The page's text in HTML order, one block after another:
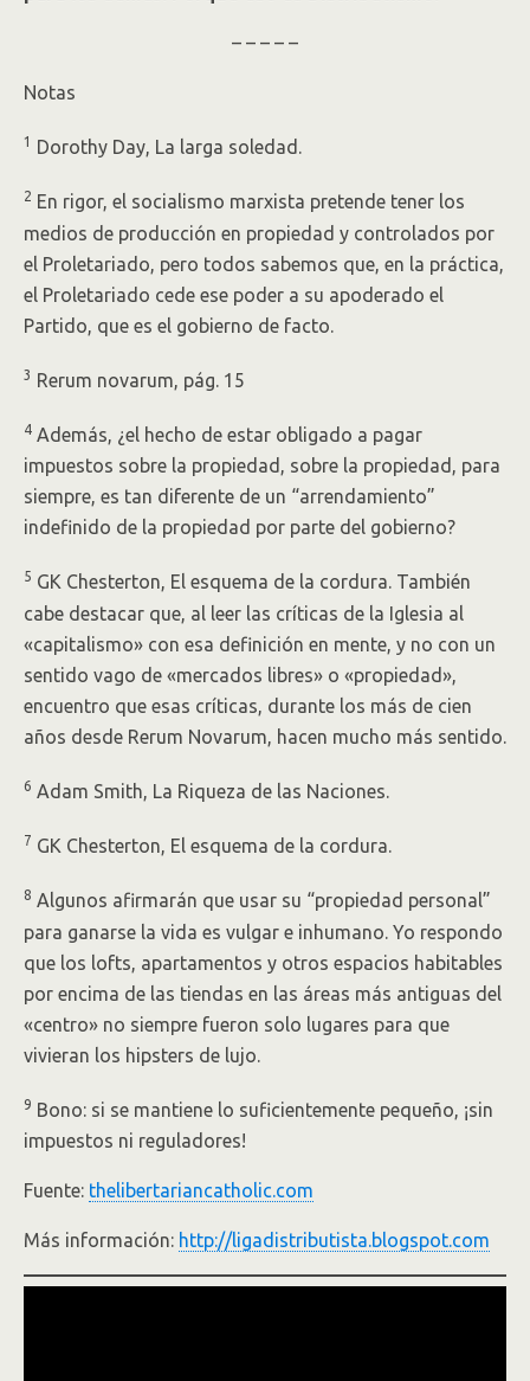
– – – – –
Notas
1 Dorothy Day, La larga soledad.
2 En rigor, el socialismo marxista pretende tener los
medios de producción en propiedad y controlados por
el Proletariado, pero todos sabemos que, en la práctica,
el Proletariado cede ese poder a su apoderado el
Partido, que es el gobierno de facto.
3 Rerum novarum, pág. 15
4 Además, ¿el hecho de estar obligado a pagar
impuestos sobre la propiedad, sobre la propiedad, para
siempre, es tan diferente de un “arrendamiento”
indefinido de la propiedad por parte del gobierno?
5 GK Chesterton, El esquema de la cordura. También
cabe destacar que, al leer las críticas de la Iglesia al
«capitalismo» con esa definición en mente, y no con un
sentido vago de «mercados libres» o «propiedad»,
encuentro que esas críticas, durante los más de cien
años desde Rerum Novarum, hacen mucho más sentido.
6 Adam Smith, La Riqueza de las Naciones.
7 GK Chesterton, El esquema de la cordura.
8 Algunos afirmarán que usar su “propiedad personal”
para ganarse la vida es vulgar e inhumano. Yo respondo
que los lofts, apartamentos y otros espacios habitables
por encima de las tiendas en las áreas más antiguas del
«centro» no siempre fueron solo lugares para que
vivieran los hipsters de lujo.
9 Bono: si se mantiene lo suficientemente pequeño, ¡sin
impuestos ni reguladores!
Fuente: thelibertariancatholic.com
Más información: http://ligadistributista.blogspot.com